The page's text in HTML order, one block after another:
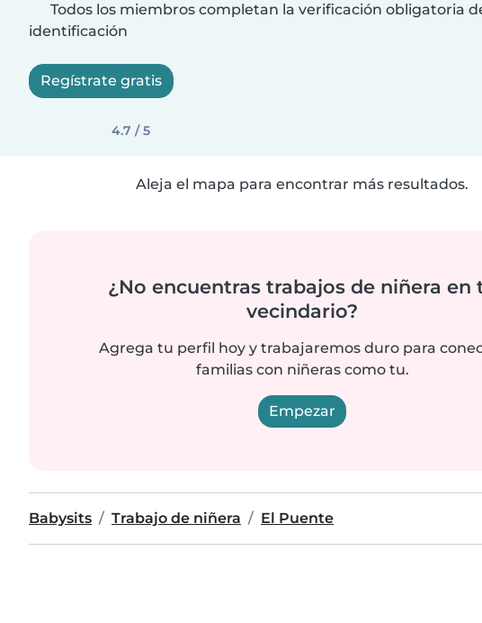
Todos los miembros completan la verificación obligatoria
identificación
Regístrate gratis
4.7 / 5
Aleja el mapa para encontrar más resultados.
¿No encuentras trabajos de niñera en
vecindario?
Agrega tu perfil hoy y trabajaremos duro para
familias con niñeras como tu.
Empezar
Babysits Trabajo de niñera El Puente